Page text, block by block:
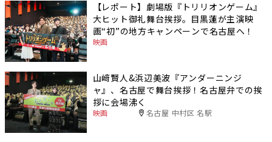
【レポート】劇場版『トリリオンゲーム』
大ヒット御礼舞台挨拶。目黒蓮が主演映
画“初”の地方キャンペーンで名古屋へ！
映画
山﨑賢人&浜辺美波『アンダーニンジ
ャ』、名古屋で舞台挨拶！名古屋弁での挨
拶に会場沸く
映画 名古屋 中村区 名駅